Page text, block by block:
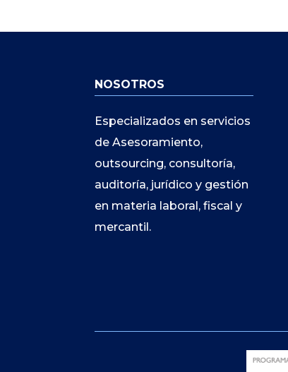
NOSOTROS
Especializados en servicios
de Asesoramiento,
outsourcing, consultoría,
auditoría, jurídico y gestión
en materia laboral, fiscal y
mercantil.